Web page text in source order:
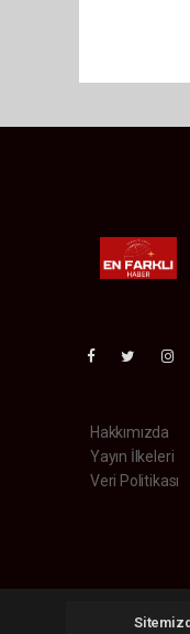
Hakkımızda
Yayın İlkeleri
Veri Politikası